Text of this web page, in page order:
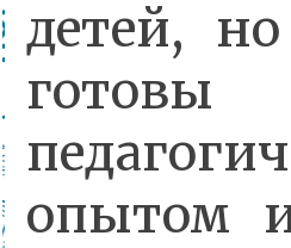
детей,
готовы
опытом